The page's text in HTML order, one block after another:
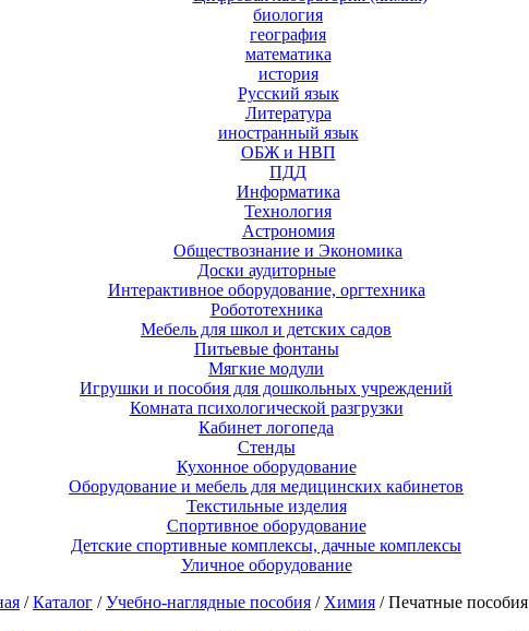
биология
география
математика
история
Русский язык
Литература
иностранный язык
ОБЖ и НВП
ПДД
Информатика
Технология
Астрономия
Обществознание и Экономика
Доски аудиторные
Интерактивное оборудование, оргтехника
Робототехника
Мебель для школ и детских садов
Питьевые фонтаны
Мягкие модули
Игрушки и пособия для дошкольных учреждений
Комната психологической разгрузки
Кабинет логопеда
Стенды
Кухонное оборудование
Оборудование и мебель для медицинских кабинетов
Текстильные изделия
Спортивное оборудование
Детские спортивные комплексы, дачные комплексы
Уличное оборудование
/Каталог /Учебно-наглядные пособия / Химия / Печатные пособия